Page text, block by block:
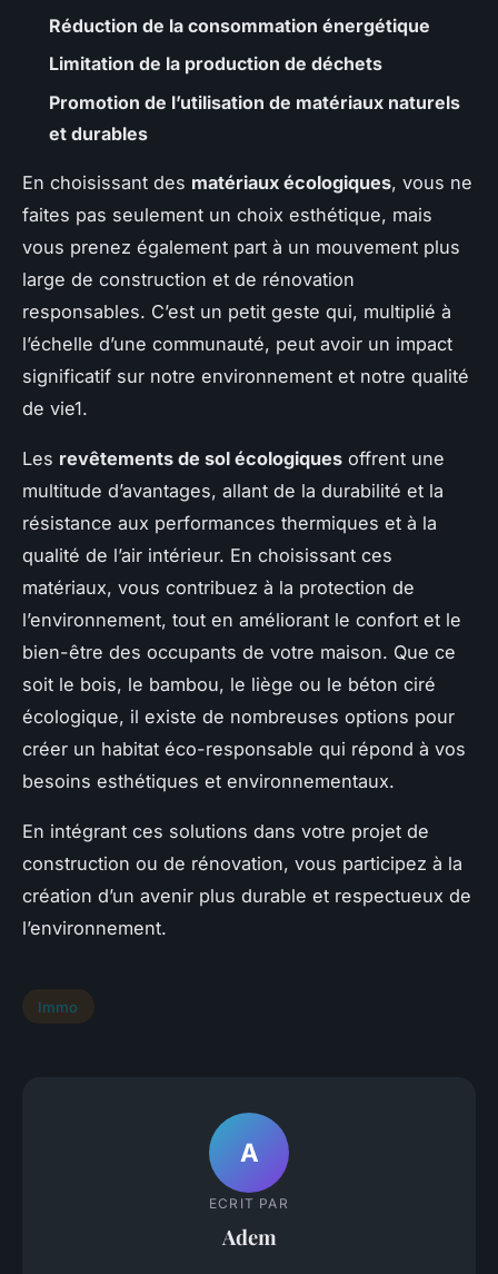
Réduction de la consommation énergétique
Limitation de la production de déchets
Promotion de l’utilisation de matériaux naturels
et durables
En choisissant des matériaux écologiques, vous ne
faites pas seulement un choix esthétique, mais
vous prenez également part à un mouvement plus
large de construction et de rénovation
responsables. C’est un petit geste qui, multiplié à
l’échelle d’une communauté, peut avoir un impact
significatif sur notre environnement et notre qualité
de vie1.
Les revêtements de sol écologiques offrent une
multitude d’avantages, allant de la durabilité et la
résistance aux performances thermiques et à la
qualité de l’air intérieur. En choisissant ces
matériaux, vous contribuez à la protection de
l’environnement, tout en améliorant le confort et le
bien-être des occupants de votre maison. Que ce
soit le bois, le bambou, le liège ou le béton ciré
écologique, il existe de nombreuses options pour
créer un habitat éco-responsable qui répond à vos
besoins esthétiques et environnementaux.
En intégrant ces solutions dans votre projet de
construction ou de rénovation, vous participez à la
création d’un avenir plus durable et respectueux de
l’environnement.
Immo
A
ECRIT PAR
Adem